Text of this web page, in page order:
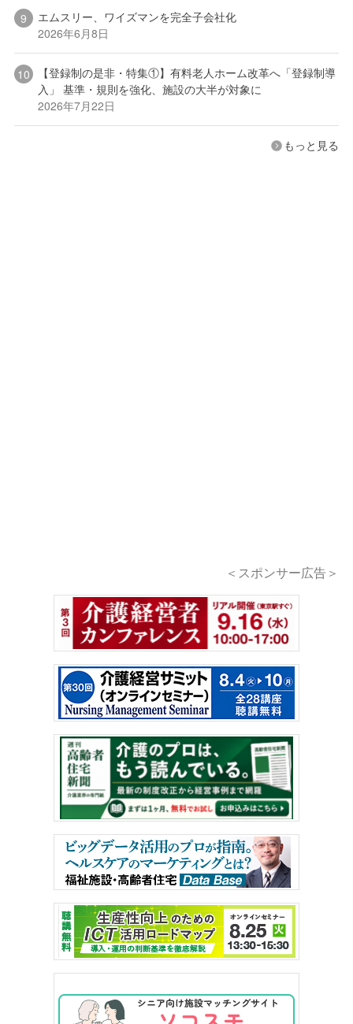
エムスリー、ワイズマンを完全子会社化
2026年6月8日
【登録制の是非・特集①】有料老人ホーム改革へ「登録制導
入」 基準・規則を強化、施設の大半が対象に
2026年7月22日
もっと見る
＜スポンサー広告＞